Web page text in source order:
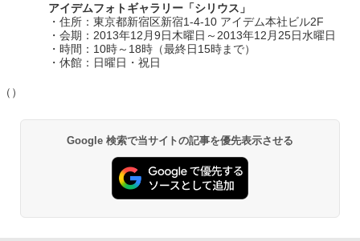
アイデムフォトギャラリー「シリウス」
・住所：東京都新宿区新宿1-4-10 アイデム本社ビル2F
・会期：2013年12月9日木曜日～2013年12月25日水曜日
・時間：10時～18時（最終日15時まで）
・休館：日曜日・祝日
（）
Google 検索で当サイトの記事を優先表示させる